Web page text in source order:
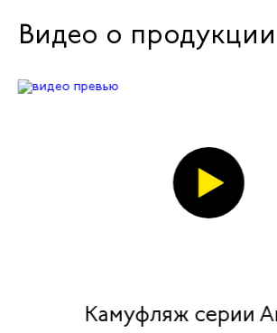
Видео о продукции
Камуфляж серии